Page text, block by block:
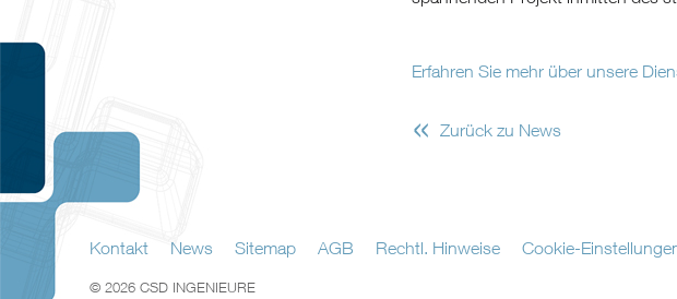
Erfahren Sie mehr über unsere
« Zurück zu News
Kontakt News Sitemap AGB Rechtl. Hinweise Cookie-
© 2026 CSD INGENIEURE